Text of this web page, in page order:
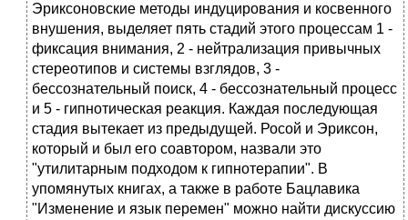
Эриксоновские методы индуцирования и косвенного
внушения, выделяет пять стадий этого процессам 1 -
фиксация внимания, 2 - нейтрализация привычных
стереотипов и системы взглядов, 3 -
бессознательный поиск, 4 - бессознательный процесс
и 5 - гипнотическая реакция. Каждая последующая
стадия вытекает из предыдущей. Росой и Эриксон,
который и был его соавтором, назвали это
"утилитарным подходом к гипнотерапии". В
упомянутых книгах, а также в работе Бацлавика
"Изменение и язык перемен" можно найти дискуссию